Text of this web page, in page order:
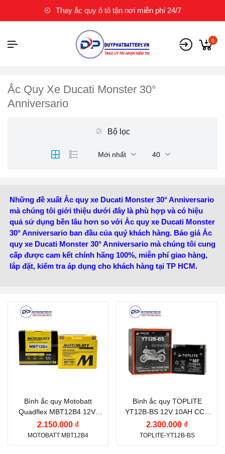
Thay ắc quy ô tô tận nơi miễn phí 24/7
0
Ắc Quy Xe Ducati Monster 30°
Anniversario
Bộ lọc
Mới nhất 40
Những đề xuất Ắc quy xe Ducati Monster 30° Anniversario
mà chúng tôi giới thiệu dưới đây là phù hợp và có hiệu
quả sử dụng bền lâu hơn so với Ắc quy xe Ducati Monster
30° Anniversario ban đầu của quý khách hàng. Báo giá Ắc
quy xe Ducati Monster 30° Anniversario mà chúng tôi cung
cấp được cam kết chính hãng 100%, miễn phí giao hàng,
lắp đặt, kiểm tra áp dụng cho khách hàng tại TP HCM.
Thương hiệu ắc quy:
Điện thế (V):12 V
Dung lượng (Ah):11 Ah
150 A
Công nghệ:AGM
(Absorbent Glass Mat)
Bình ắc quy Motobatt
Quadflex MBT12B4 12V-
11Ah CCA 150A
2.150.000 ₫
MOTOBATT MBT12B4
Thương hiệu ắc quy:
TOPLITE
Điện thế (V):12 V
Dung lượng (Ah):10.5
Ah
(A):
Công nghệ:AGM
Bình ắc quy TOPLITE
YT12B-BS 12V 10AH CCA
210A
2.300.000 ₫
TOPLITE-YT12B-BS